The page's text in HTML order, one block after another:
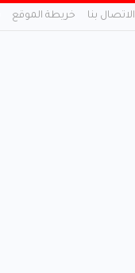
الاتصال بنا خريطة الموقع